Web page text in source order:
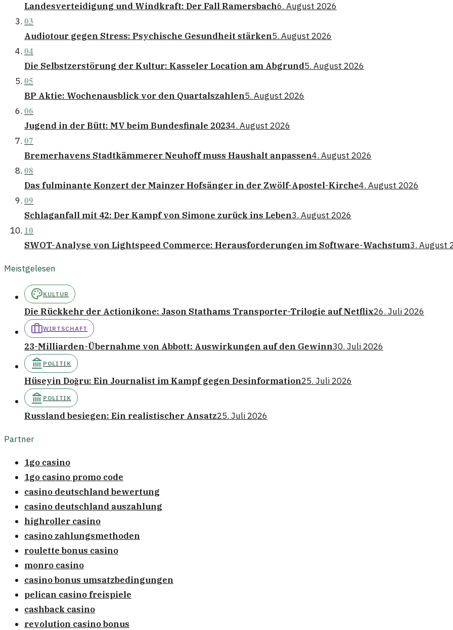
Landesverteidigung und Windkraft: Der Fall Ramersbach6. August 2026
03
Audiotour gegen Stress: Psychische Gesundheit stärken5. August 2026
04
Die Selbstzerstörung der Kultur: Kasseler Location am Abgrund5. August 2026
05
BP Aktie: Wochenausblick vor den Quartalszahlen5. August 2026
06
Jugend in der Bütt: MV beim Bundesfinale 20234. August 2026
07
Bremerhavens Stadtkämmerer Neuhoff muss Haushalt anpassen4. August 2026
08
Das fulminante Konzert der Mainzer Hofsänger in der Zwölf-Apostel-Kirche4. August 2026
09
Schlaganfall mit 42: Der Kampf von Simone zurück ins Leben3. August 2026
10
SWOT-Analyse von Lightspeed Commerce: Herausforderungen im Software-Wachstum3. August
Meistgelesen
KULTUR
Die Rückkehr der Actionikone: Jason Stathams Transporter-Trilogie auf Netflix26. Juli 2026
WIRTSCHAFT
23-Milliarden-Übernahme von Abbott: Auswirkungen auf den Gewinn30. Juli 2026
POLITIK
Hüseyin Doğru: Ein Journalist im Kampf gegen Desinformation25. Juli 2026
POLITIK
Russland besiegen: Ein realistischer Ansatz25. Juli 2026
Partner
1go casino
1go casino promo code
casino deutschland bewertung
casino deutschland auszahlung
highroller casino
casino zahlungsmethoden
roulette bonus casino
monro casino
casino bonus umsatzbedingungen
pelican casino freispiele
cashback casino
revolution casino bonus